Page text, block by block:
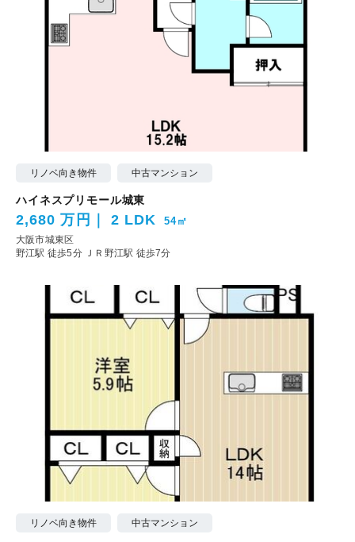
リノベ向き物件 中古マンション
ハイネスプリモール城東
2,680 万円 2 LDK 54㎡
大阪市城東区
野江駅 徒歩5分 ＪＲ野江駅 徒歩7分
リノベ向き物件 中古マンション